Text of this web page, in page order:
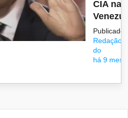
CIA na
Publicado
Redação/
do
há 9